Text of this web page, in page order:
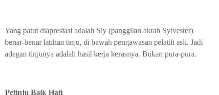
Yang patut diapresiasi adalah Sly (panggilan akrab Sylvester)
benar-benar latihan tinju, di bawah pengawasan pelatih asli. Jadi
adegan tinjunya adalah hasil kerja kerasnya. Bukan pura-pura.
Petinju Baik Hati